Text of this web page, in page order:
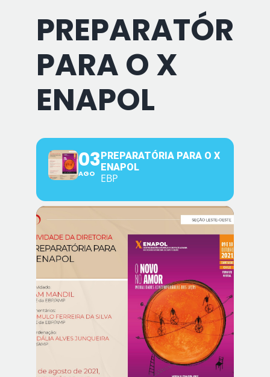
PREPARATÓRIA
PARA O X
ENAPOL
03
AGO
PREPARATÓRIA PARA O X
ENAPOL
EBP